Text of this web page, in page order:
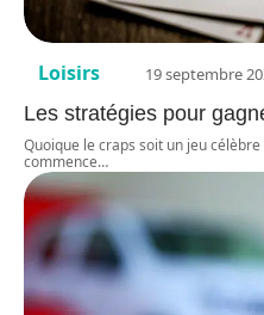
Loisirs 19 septembre
Les stratégies pour
Quoique le craps soit un jeu
commence…